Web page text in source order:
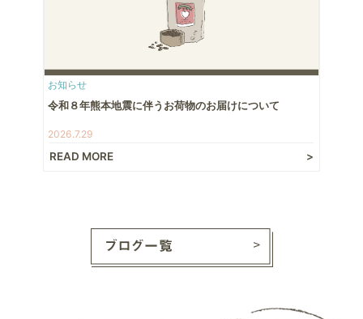
お知らせ
令和８年熊本地震に伴うお荷物のお届けについて
2026.7.29
READ MORE